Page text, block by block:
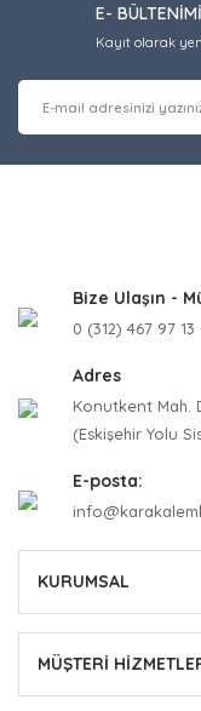
E-
Kayıt olarak
Bize Ulaşın -
0 (312) 467 97
Adres
Konutkent Mah.
(Eskişehir Yolu
E-posta:
KURUMSAL
MÜŞTERİ